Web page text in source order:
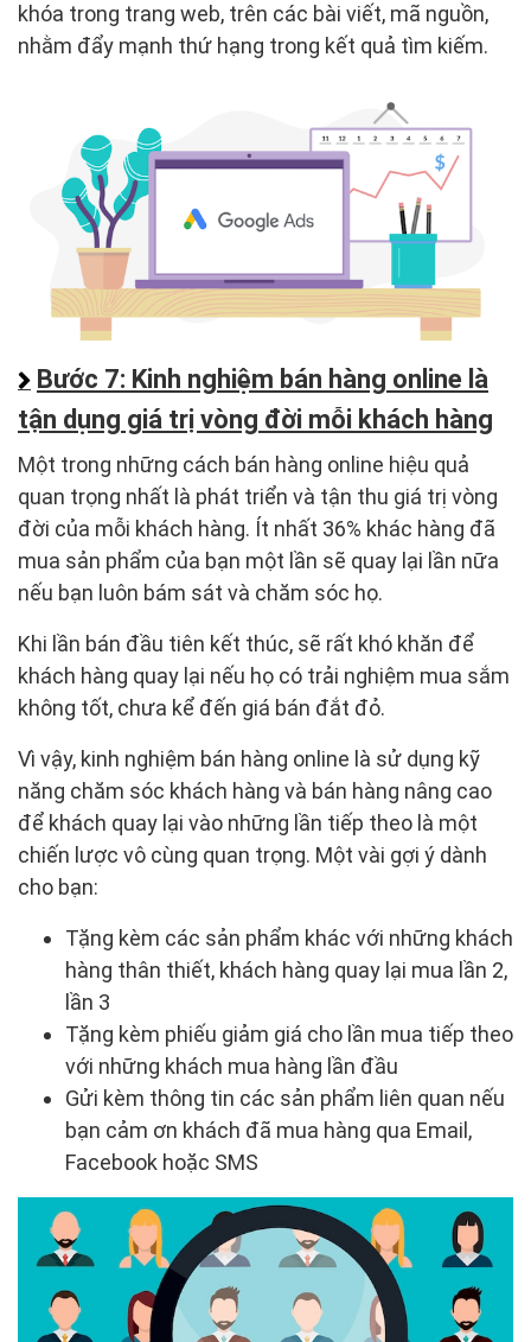
khóa trong trang web, trên các bài viết, mã nguồn,
nhằm đẩy mạnh thứ hạng trong kết quả tìm kiếm.
Bước 7: Kinh nghiệm bán hàng online là
tận dụng giá trị vòng đời mỗi khách hàng
Một trong những cách bán hàng online hiệu quả
quan trọng nhất là phát triển và tận thu giá trị vòng
đời của mỗi khách hàng. Ít nhất 36% khác hàng đã
mua sản phẩm của bạn một lần sẽ quay lại lần nữa
nếu bạn luôn bám sát và chăm sóc họ.
Khi lần bán đầu tiên kết thúc, sẽ rất khó khăn để
khách hàng quay lại nếu họ có trải nghiệm mua sắm
không tốt, chưa kể đến giá bán đắt đỏ.
Vì vậy, kinh nghiệm bán hàng online là sử dụng kỹ
năng chăm sóc khách hàng và bán hàng nâng cao
để khách quay lại vào những lần tiếp theo là một
chiến lược vô cùng quan trọng. Một vài gợi ý dành
cho bạn:
Tặng kèm các sản phẩm khác với những khách
hàng thân thiết, khách hàng quay lại mua lần 2,
lần 3
Tặng kèm phiếu giảm giá cho lần mua tiếp theo
với những khách mua hàng lần đầu
Gửi kèm thông tin các sản phẩm liên quan nếu
bạn cảm ơn khách đã mua hàng qua Email,
Facebook hoặc SMS